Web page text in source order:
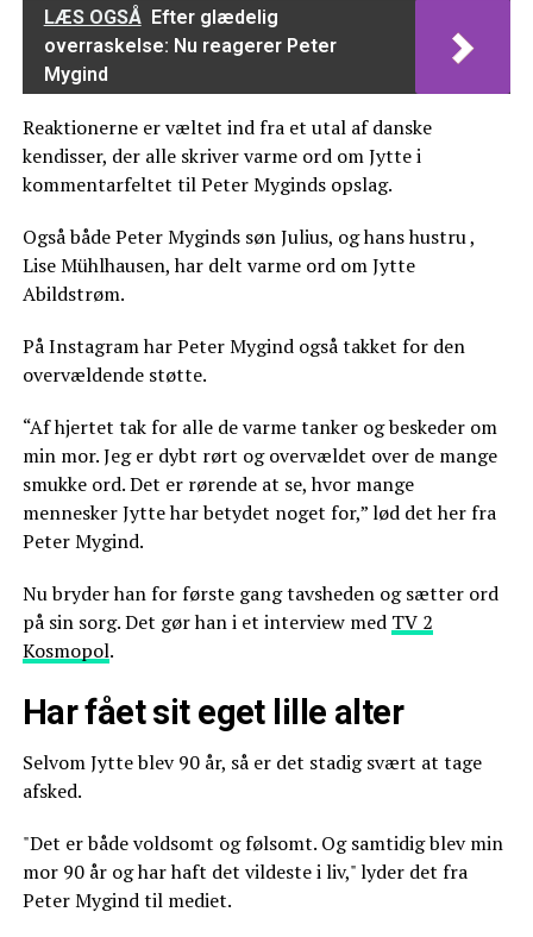
LÆS OGSÅ Efter glædelig
overraskelse: Nu reagerer Peter
Mygind
Reaktionerne er væltet ind fra et utal af danske
kendisser, der alle skriver varme ord om Jytte i
kommentarfeltet til Peter Myginds opslag.
Også både Peter Myginds søn Julius, og hans hustru ,
Lise Mühlhausen, har delt varme ord om Jytte
Abildstrøm.
På Instagram har Peter Mygind også takket for den
overvældende støtte.
“Af hjertet tak for alle de varme tanker og beskeder om
min mor. Jeg er dybt rørt og overvældet over de mange
smukke ord. Det er rørende at se, hvor mange
mennesker Jytte har betydet noget for,” lød det her fra
Peter Mygind.
Nu bryder han for første gang tavsheden og sætter ord
på sin sorg. Det gør han i et interview med TV 2
Kosmopol.
Har fået sit eget lille alter
Selvom Jytte blev 90 år, så er det stadig svært at tage
afsked.
"Det er både voldsomt og følsomt. Og samtidig blev min
mor 90 år og har haft det vildeste i liv," lyder det fra
Peter Mygind til mediet.